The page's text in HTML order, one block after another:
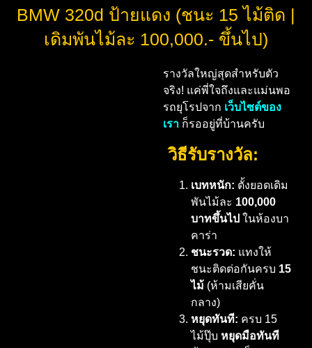
BMW 320d ป้ายแดง (ชนะ 15 ไม้ติด |
เดิมพันไม้ละ 100,000.- ขึ้นไป)
รางวัลใหญ่สุดสำหรับตัว
จริง! แค่พี่ใจถึงและแม่นพอ
รถยุโรปจาก เว็บไซต์ของ
เรา ก็รออยู่ที่บ้านครับ
วิธีรับรางวัล:
เบทหนัก: ตั้งยอดเดิม
พันไม้ละ 100,000
บาทขึ้นไป ในห้องบา
คาร่า
ชนะรวด: แทงให้
ชนะติดต่อกันครบ 15
ไม้ (ห้ามเสียคั่น
กลาง)
หยุดทันที: ครบ 15
ไม้ปุ๊บ หยุดมือทันที